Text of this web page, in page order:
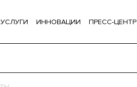
ИННОВАЦИИ ПРЕСС-ЦЕНТР